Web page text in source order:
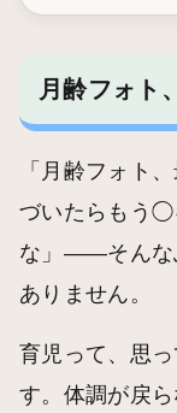
月齢フォト
「月齢フォト
づいたらもう◯
な」——そんな
ありません。
育児って、思
す。体調が戻